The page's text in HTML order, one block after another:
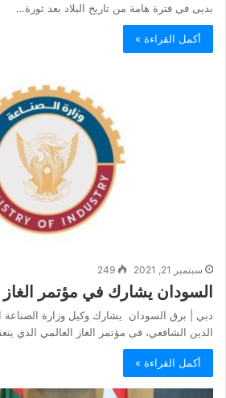
بدبى فى فترة هامة من تاريخ البلاد بعد ثورة…
أكمل القراءة »
سبتمبر 21, 2021 249
السودان يشارك في مؤتمر الغاز
دبي | برق السودان يشارك وكيل وزارة
الدين الشافعي، فى مؤتمر الغاز العالمي الذي
أكمل القراءة »